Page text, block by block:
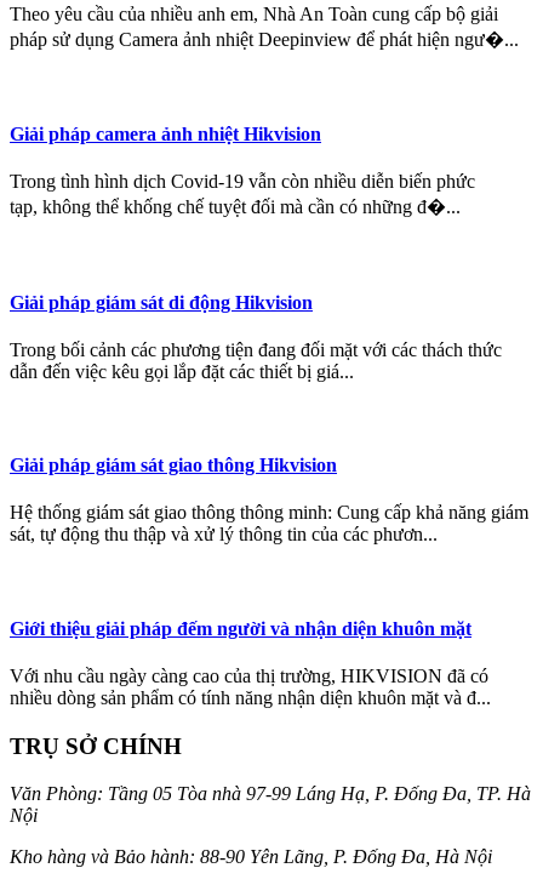
Theo yêu cầu của nhiều anh em, Nhà An Toàn cung cấp bộ giải
pháp sử dụng Camera ảnh nhiệt Deepinview để phát hiện ngư�...
Giải pháp camera ảnh nhiệt Hikvision
Trong tình hình dịch Covid-19 vẫn còn nhiều diễn biến phức
tạp, không thể khống chế tuyệt đối mà cần có những đ�...
Giải pháp giám sát di động Hikvision
Trong bối cảnh các phương tiện đang đối mặt với các thách thức
dẫn đến việc kêu gọi lắp đặt các thiết bị giá...
Giải pháp giám sát giao thông Hikvision
Hệ thống giám sát giao thông thông minh: Cung cấp khả năng giám
sát, tự động thu thập và xử lý thông tin của các phươn...
Giới thiệu giải pháp đếm người và nhận diện khuôn mặt
Với nhu cầu ngày càng cao của thị trường, HIKVISION đã có
nhiều dòng sản phẩm có tính năng nhận diện khuôn mặt và đ...
TRỤ SỞ CHÍNH
Văn Phòng: Tầng 05 Tòa nhà 97-99 Láng Hạ, P. Đống Đa, TP. Hà
Nội
Kho hàng và Bảo hành: 88-90 Yên Lãng, P. Đống Đa, Hà Nội